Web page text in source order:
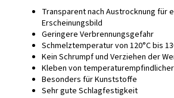
Transparent nach Austrocknung für
Erscheinungsbild
Geringere Verbrennungsgefahr
Schmelztemperatur von 120°C bis
Kein Schrumpf und Verziehen der
Kleben von
Besonders für Kunststoffe
Sehr gute Schlagfestigkeit